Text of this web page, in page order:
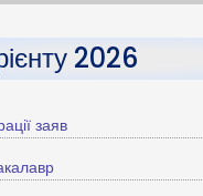
2026
заяв